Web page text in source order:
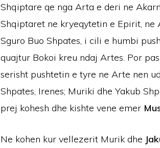
Shqiptare qe nga Arta e deri ne
Shqiptaret ne kryeqytetin e Epirit,
Sguro Buo Shpates, i cili e humbi
quajtur Bokoi kreu ndaj Artes. Por
serisht pushtetin e tyre ne Arte nen
Shpates, Irenes; Muriki dhe Yakub
prej kohesh dhe kishte vene emer
Ne kohen kur vellezerit Murik dhe